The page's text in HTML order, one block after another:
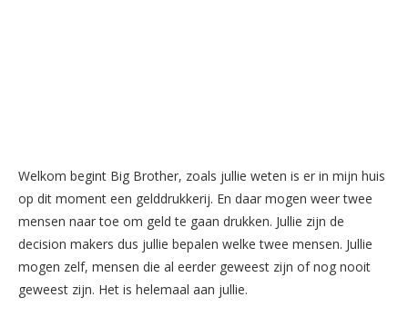
Welkom begint Big Brother, zoals jullie weten is er in mijn huis
op dit moment een gelddrukkerij. En daar mogen weer twee
mensen naar toe om geld te gaan drukken. Jullie zijn de
decision makers dus jullie bepalen welke twee mensen. Jullie
mogen zelf, mensen die al eerder geweest zijn of nog nooit
geweest zijn. Het is helemaal aan jullie.